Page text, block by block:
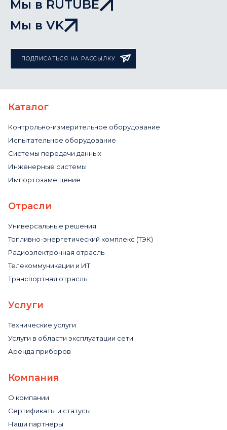
Мы в RUTUBE
Мы в VK
ПОДПИСАТЬСЯ НА РАССЫЛКУ
Каталог
Контрольно-измерительное оборудование
Испытательное оборудование
Системы передачи данных
Инженерные системы
Импортозамещение
Отрасли
Универсальные решения
Топливно-энергетический комплекс (ТЭК)
Радиоэлектронная отрасль
Телекоммуникации и ИТ
Транспортная отрасль
Услуги
Технические услуги
Услуги в области эксплуатации сети
Аренда приборов
Компания
О компании
Сертификаты и статусы
Наши партнеры